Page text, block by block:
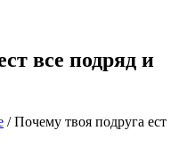
все подряд и
/Почему твоя подруга ест